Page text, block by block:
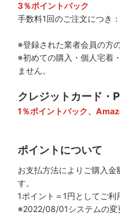
3％ポイントバック
手数料1回のご注文につき
※登録された業者会員の方
※初めての購入・個人宅着
ません。
クレジットカード
1％ポイントバック、
ポイントについて
お支払方法によりご購入金
す。
1ポイント＝1円としてご利
※2022/08/01システムの変